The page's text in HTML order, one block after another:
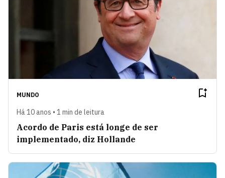
MUNDO
Há 10 anos • 1 min de leitura
Acordo de Paris está longe de ser
implementado, diz Hollande